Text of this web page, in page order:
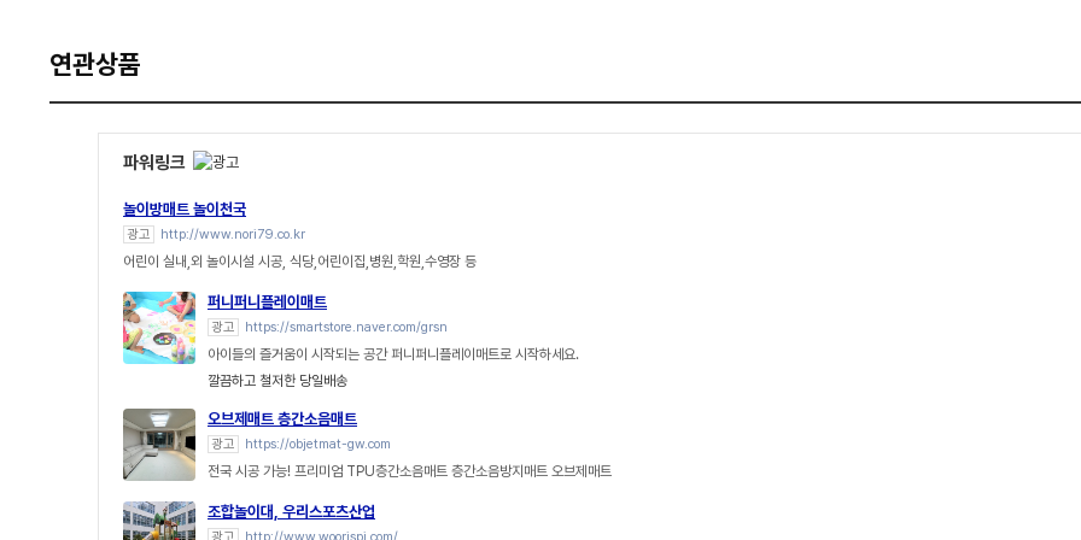
연관상품
파워링크
놀이방매트 놀이천국
광고 http://www.nori79.co.kr
어린이 실내,외 놀이시설 시공, 식당,어린이집,병원,학원,수영장 등
퍼니퍼니플레이매트
광고 https://smartstore.naver.com/grsn
아이들의 즐거움이 시작되는 공간 퍼니퍼니플레이매트로 시작하세요.
깔끔하고 철저한 당일배송
오브제매트 층간소음매트
광고 https://objetmat-gw.com
전국 시공 가능! 프리미엄 TPU층간소음매트 층간소음방지매트 오브제매트
조합놀이대, 우리스포츠산업